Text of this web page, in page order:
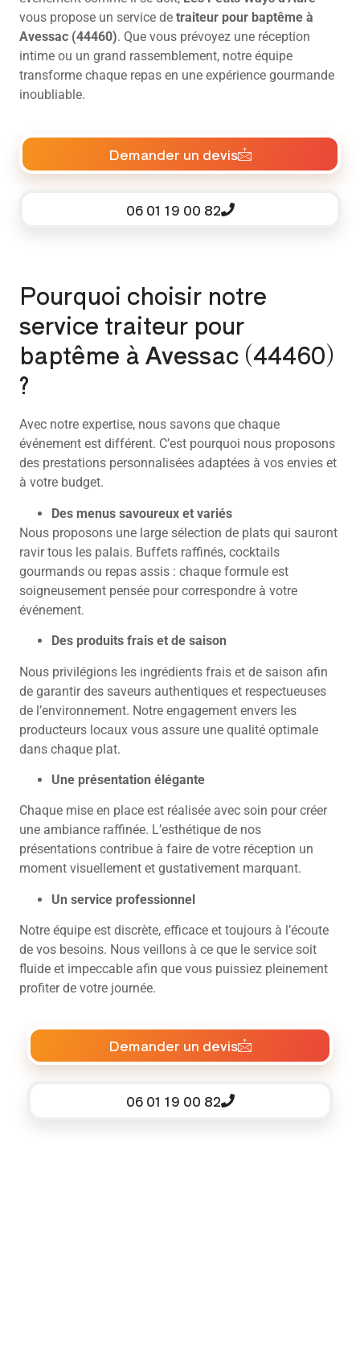
vous propose un service de traiteur pour baptême à
Avessac (44460). Que vous prévoyez une réception
intime ou un grand rassemblement, notre équipe
transforme chaque repas en une expérience gourmande
inoubliable.
Demander un devis
06 01 19 00 82
Pourquoi choisir notre
service traiteur pour
baptême à Avessac (44460)
?
Avec notre expertise, nous savons que chaque
événement est différent. C’est pourquoi nous proposons
des prestations personnalisées adaptées à vos envies et
à votre budget.
Des menus savoureux et variés
Nous proposons une large sélection de plats qui sauront
ravir tous les palais. Buffets raffinés, cocktails
gourmands ou repas assis : chaque formule est
soigneusement pensée pour correspondre à votre
événement.
Des produits frais et de saison
Nous privilégions les ingrédients frais et de saison afin
de garantir des saveurs authentiques et respectueuses
de l’environnement. Notre engagement envers les
producteurs locaux vous assure une qualité optimale
dans chaque plat.
Une présentation élégante
Chaque mise en place est réalisée avec soin pour créer
une ambiance raffinée. L’esthétique de nos
présentations contribue à faire de votre réception un
moment visuellement et gustativement marquant.
Un service professionnel
Notre équipe est discrète, efficace et toujours à l’écoute
de vos besoins. Nous veillons à ce que le service soit
fluide et impeccable afin que vous puissiez pleinement
profiter de votre journée.
Demander un devis
06 01 19 00 82